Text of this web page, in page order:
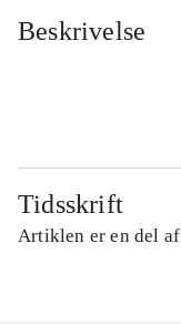
Beskrivelse
Tidsskrift
Artiklen er en del af